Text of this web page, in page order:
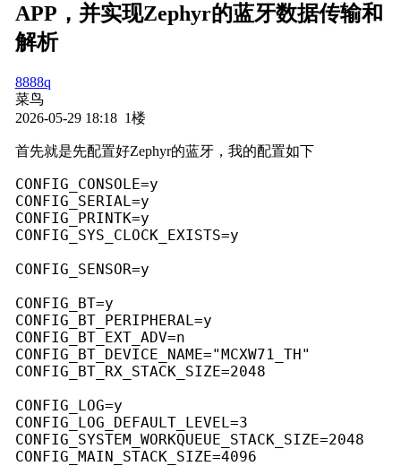
APP，并实现Zephyr的蓝牙数据传输和
解析
8888q
菜鸟
2026-05-29 18:18 1楼
首先就是先配置好Zephyr的蓝牙，我的配置如下
CONFIG_CONSOLE=y
CONFIG_SERIAL=y
CONFIG_PRINTK=y
CONFIG_SYS_CLOCK_EXISTS=y
CONFIG_SENSOR=y
CONFIG_BT=y
CONFIG_BT_PERIPHERAL=y
CONFIG_BT_EXT_ADV=n
CONFIG_BT_DEVICE_NAME="MCXW71_TH"
CONFIG_BT_RX_STACK_SIZE=2048
CONFIG_LOG=y
CONFIG_LOG_DEFAULT_LEVEL=3
CONFIG_SYSTEM_WORKQUEUE_STACK_SIZE=2048
CONFIG_MAIN_STACK_SIZE=4096